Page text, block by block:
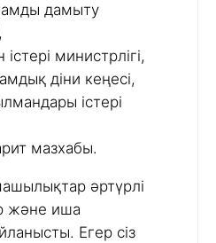
дамыту
министрлігі,
діни кеңесі,
істері
мазхабы.
әртүрлі
және иша
Егер сіз